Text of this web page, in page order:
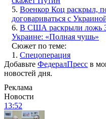
5. Военкор Коц раскрыл,
договариваться с
6. В США раскрыли ложь
Украине: «Полная чушь»
Сюжет по теме:
1. Спецоперация
Добавьте ФедералПресс в
новостей дня.
Реклама
Новости
13:52